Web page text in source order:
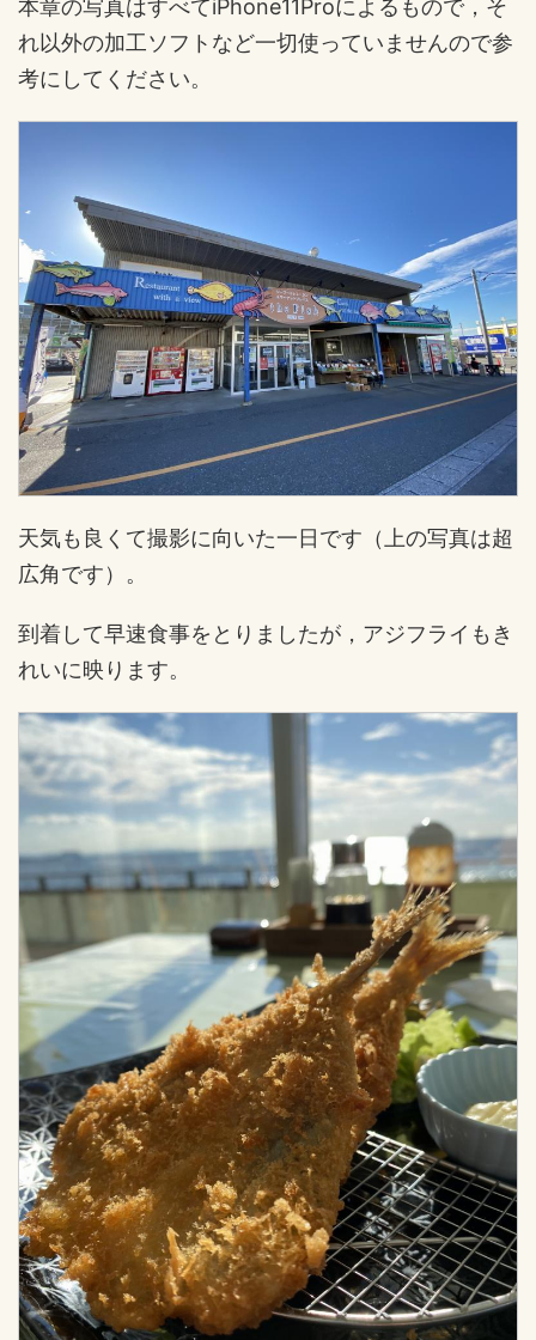
本章の写真はすべてiPhone11Proによるもので，そ
れ以外の加工ソフトなど一切使っていませんので参
考にしてください。
天気も良くて撮影に向いた一日です（上の写真は超
広角です）。
到着して早速食事をとりましたが，アジフライもき
れいに映ります。